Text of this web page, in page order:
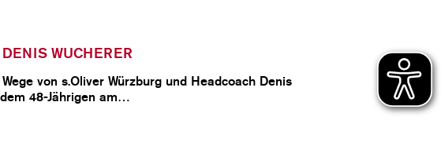
WÜRZBURG-BASKETS-DYN
WUCHERER
von s.Oliver Würzburg und Headcoach Denis
48-Jährigen am…